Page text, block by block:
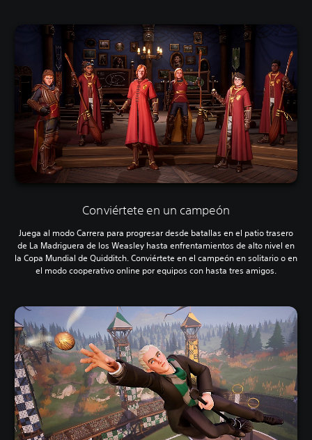
Conviértete en un campeón
Juega al modo Carrera para progresar desde batallas en el patio trasero
de La Madriguera de los Weasley hasta enfrentamientos de alto nivel en
la Copa Mundial de Quidditch. Conviértete en el campeón en solitario o en
el modo cooperativo online por equipos con hasta tres amigos.